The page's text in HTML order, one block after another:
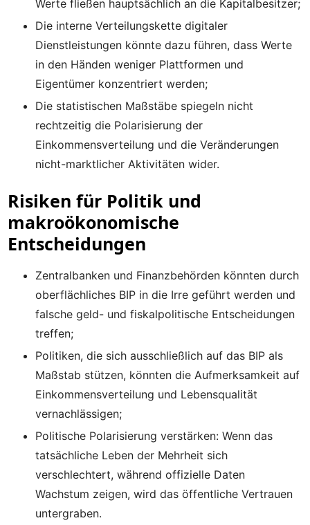
Werte fließen hauptsächlich an die Kapitalbesitzer;
Die interne Verteilungskette digitaler
Dienstleistungen könnte dazu führen, dass Werte
in den Händen weniger Plattformen und
Eigentümer konzentriert werden;
Die statistischen Maßstäbe spiegeln nicht
rechtzeitig die Polarisierung der
Einkommensverteilung und die Veränderungen
nicht-marktlicher Aktivitäten wider.
Risiken für Politik und
makroökonomische
Entscheidungen
Zentralbanken und Finanzbehörden könnten durch
oberflächliches BIP in die Irre geführt werden und
falsche geld- und fiskalpolitische Entscheidungen
treffen;
Politiken, die sich ausschließlich auf das BIP als
Maßstab stützen, könnten die Aufmerksamkeit auf
Einkommensverteilung und Lebensqualität
vernachlässigen;
Politische Polarisierung verstärken: Wenn das
tatsächliche Leben der Mehrheit sich
verschlechtert, während offizielle Daten
Wachstum zeigen, wird das öffentliche Vertrauen
untergraben.